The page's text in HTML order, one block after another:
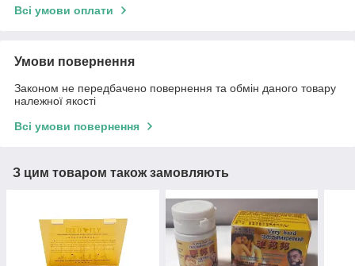
Всі умови оплати
Умови повернення
Законом не передбачено повернення та обмін даного товару
належної якості
Всі умови повернення
З цим товаром також замовляють